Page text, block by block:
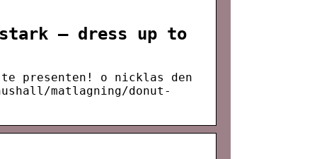
– dress up to
presenten! o nicklas den
matlagning/donut-